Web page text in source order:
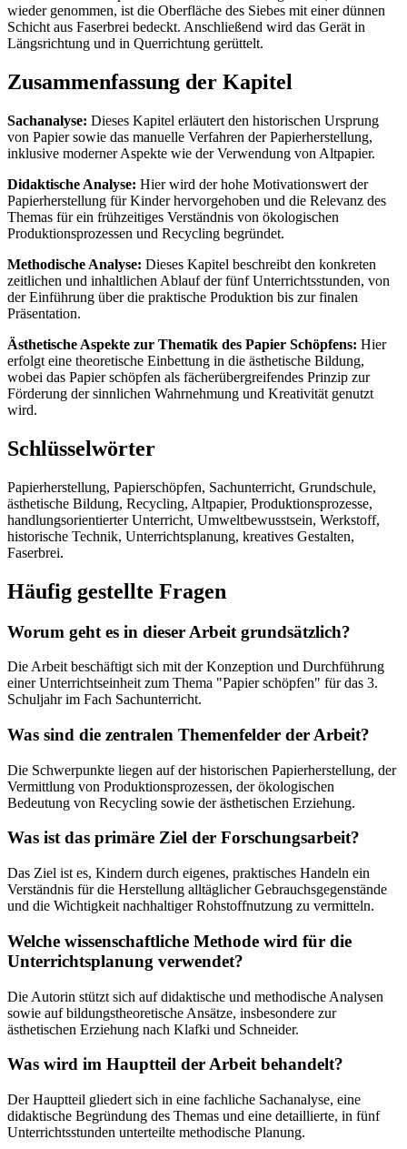
wieder genommen, ist die Oberfläche des Siebes mit einer dünnen
Schicht aus Faserbrei bedeckt. Anschließend wird das Gerät in
Längsrichtung und in Querrichtung gerüttelt.
Zusammenfassung der Kapitel
Sachanalyse: Dieses Kapitel erläutert den historischen Ursprung
von Papier sowie das manuelle Verfahren der Papierherstellung,
inklusive moderner Aspekte wie der Verwendung von Altpapier.
Didaktische Analyse: Hier wird der hohe Motivationswert der
Papierherstellung für Kinder hervorgehoben und die Relevanz des
Themas für ein frühzeitiges Verständnis von ökologischen
Produktionsprozessen und Recycling begründet.
Methodische Analyse: Dieses Kapitel beschreibt den konkreten
zeitlichen und inhaltlichen Ablauf der fünf Unterrichtsstunden, von
der Einführung über die praktische Produktion bis zur finalen
Präsentation.
Ästhetische Aspekte zur Thematik des Papier Schöpfens: Hier
erfolgt eine theoretische Einbettung in die ästhetische Bildung,
wobei das Papier schöpfen als fächerübergreifendes Prinzip zur
Förderung der sinnlichen Wahrnehmung und Kreativität genutzt
wird.
Schlüsselwörter
Papierherstellung, Papierschöpfen, Sachunterricht, Grundschule,
ästhetische Bildung, Recycling, Altpapier, Produktionsprozesse,
handlungsorientierter Unterricht, Umweltbewusstsein, Werkstoff,
historische Technik, Unterrichtsplanung, kreatives Gestalten,
Faserbrei.
Häufig gestellte Fragen
Worum geht es in dieser Arbeit grundsätzlich?
Die Arbeit beschäftigt sich mit der Konzeption und Durchführung
einer Unterrichtseinheit zum Thema "Papier schöpfen" für das 3.
Schuljahr im Fach Sachunterricht.
Was sind die zentralen Themenfelder der Arbeit?
Die Schwerpunkte liegen auf der historischen Papierherstellung, der
Vermittlung von Produktionsprozessen, der ökologischen
Bedeutung von Recycling sowie der ästhetischen Erziehung.
Was ist das primäre Ziel der Forschungsarbeit?
Das Ziel ist es, Kindern durch eigenes, praktisches Handeln ein
Verständnis für die Herstellung alltäglicher Gebrauchsgegenstände
und die Wichtigkeit nachhaltiger Rohstoffnutzung zu vermitteln.
Welche wissenschaftliche Methode wird für die
Unterrichtsplanung verwendet?
Die Autorin stützt sich auf didaktische und methodische Analysen
sowie auf bildungstheoretische Ansätze, insbesondere zur
ästhetischen Erziehung nach Klafki und Schneider.
Was wird im Hauptteil der Arbeit behandelt?
Der Hauptteil gliedert sich in eine fachliche Sachanalyse, eine
didaktische Begründung des Themas und eine detaillierte, in fünf
Unterrichtsstunden unterteilte methodische Planung.